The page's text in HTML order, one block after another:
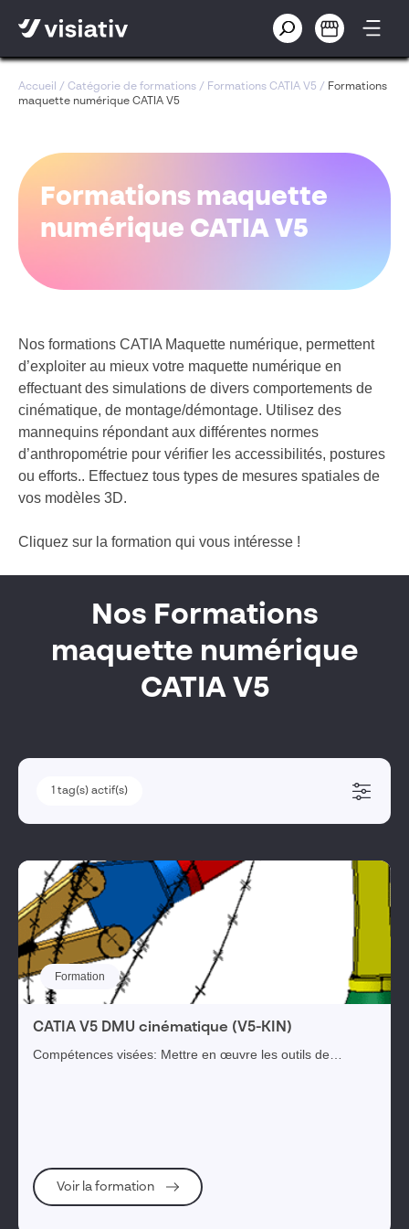
Accueil / Catégorie de formations / Formations CATIA V5 / Formations
maquette numérique CATIA V5
Formations maquette
numérique CATIA V5
Nos formations CATIA Maquette numérique, permettent
d’exploiter au mieux votre maquette numérique en
effectuant des simulations de divers comportements de
cinématique, de montage/démontage. Utilisez des
mannequins répondant aux différentes normes
d’anthropométrie pour vérifier les accessibilités, postures
ou efforts.. Effectuez tous types de mesures spatiales de
vos modèles 3D.
Cliquez sur la formation qui vous intéresse !
Nos Formations
maquette numérique
CATIA V5
1 tag(s) actif(s)
1 tag(s) actif(s)
SOLIDWORKS pour la CAO
Visiativ Réglementation, risques & conformité
Visiativ
Visiativ Gestion des Connaissances
Visiativ myCADservices Premium
SOLIDWORKS pour la Simulation
Formation
CATIA V5 DMU cinématique (V5-KIN)
Compétences visées: Mettre en œuvre les outils de
Voir la formation